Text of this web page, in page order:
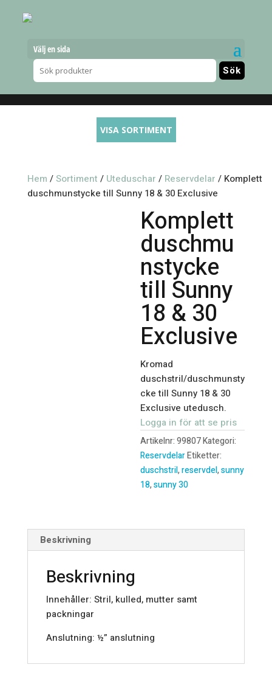
Välj en sida
VISA SORTIMENT
Hem /Sortiment / Uteduschar / Reservdelar / Komplett
duschmunstycke till Sunny 18 & 30 Exclusive
Komplett
duschmu
nstycke
till Sunny
18 & 30
Exclusive
Kromad
duschstril/duschmunsty
cke till Sunny 18 & 30
Exclusive utedusch.
Logga in för att se pris
Artikelnr:99807Kategori:
ReservdelarEtiketter:
duschstril,reservdel,sunny
18,sunny 30
Beskrivning
Beskrivning
Innehåller: Stril, kulled, mutter samt
packningar
Anslutning: ½” anslutning